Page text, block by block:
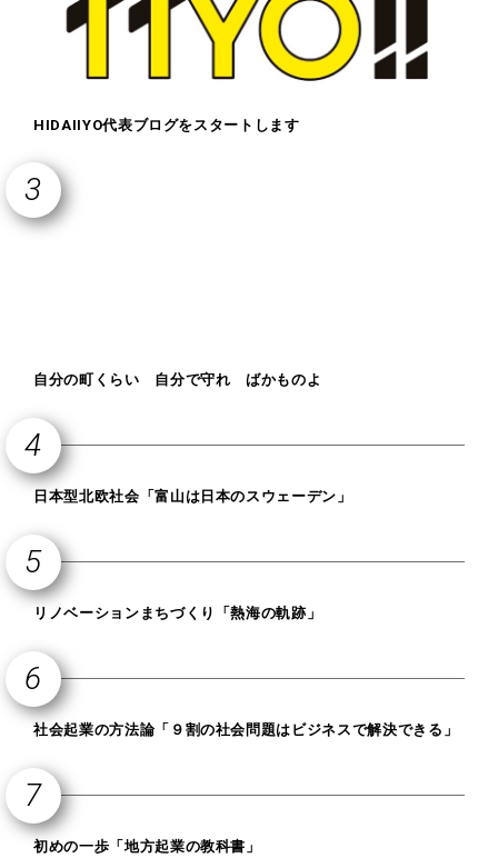
HIDAIIYO代表ブログをスタートします
自分の町くらい 自分で守れ ばかものよ
日本型北欧社会「富山は日本のスウェーデン」
リノベーションまちづくり「熱海の軌跡」
社会起業の方法論「９割の社会問題はビジネスで解決できる」
初めの一歩「地方起業の教科書」